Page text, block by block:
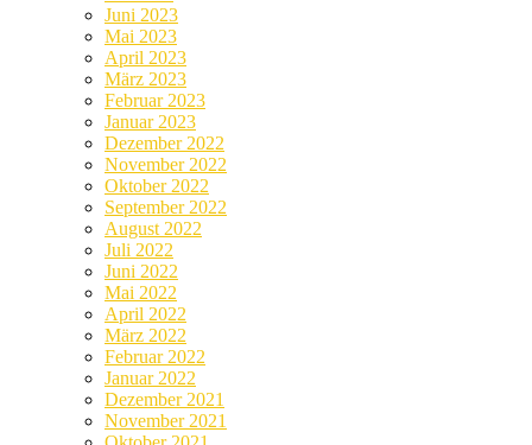
Juni 2023
Mai 2023
April 2023
März 2023
Februar 2023
Januar 2023
Dezember 2022
November 2022
Oktober 2022
September 2022
August 2022
Juli 2022
Juni 2022
Mai 2022
April 2022
März 2022
Februar 2022
Januar 2022
Dezember 2021
November 2021